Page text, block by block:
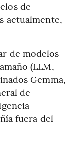
de
actualmente,
de modelos
(LLM,
Gemma,
de
fuera del